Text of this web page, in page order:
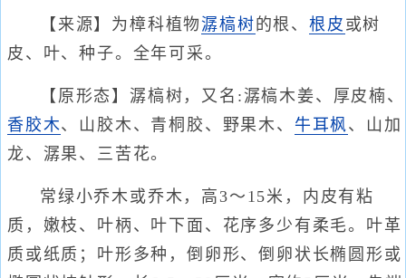
【来源】为樟科植物潺槁树 的根、根皮 或树
皮、叶、种子。全年可采。
【原形态】潺槁树，又名:潺槁木姜、厚皮楠、
香胶木、山胶木、青桐胶、野果木、 牛耳枫、山加
龙、潺果、三苦花。
常绿小乔木或乔木，高3～15米，内皮有粘
质，嫩枝、叶柄、叶下面、花序多少有柔毛。叶革
质或纸质；叶形多种，倒卵形、倒卵状长椭圆形或